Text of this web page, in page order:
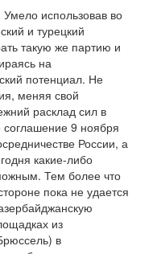
использовав во
и турецкий
такую же партию и
на
потенциал. Не
меняя свой
расклад сил в
соглашение 9 ноября
России, а
какие-либо
Тем более что
пока не удается
из
в